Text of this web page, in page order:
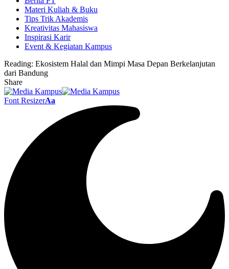
Materi Kuliah & Buku
Tips Trik Akademis
Kreativitas Mahasiswa
Inspirasi Karir
Event & Kegiatan Kampus
Reading: Ekosistem Halal dan Mimpi Masa Depan Berkelanjutan
dari Bandung
Share
Font ResizerAa